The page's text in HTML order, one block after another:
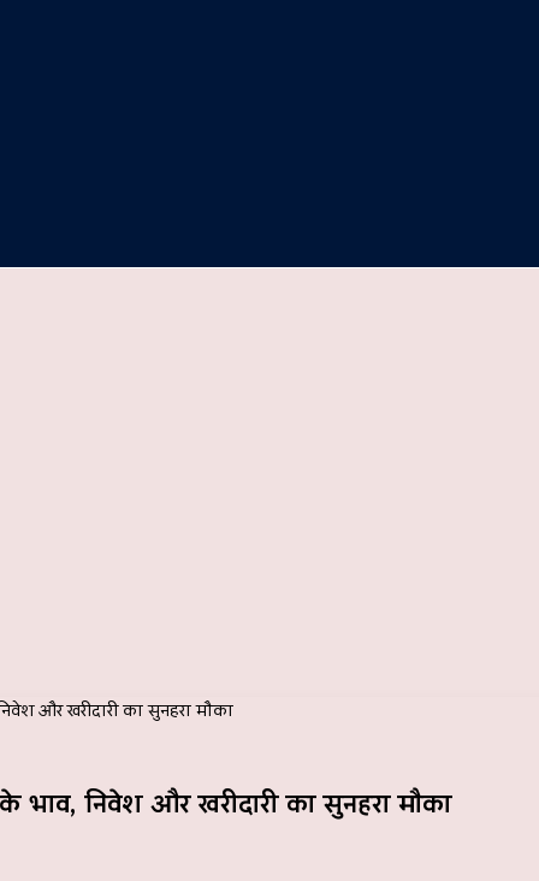
और खरीदारी का सुनहरा मौका
निवेश और खरीदारी का सुनहरा मौका